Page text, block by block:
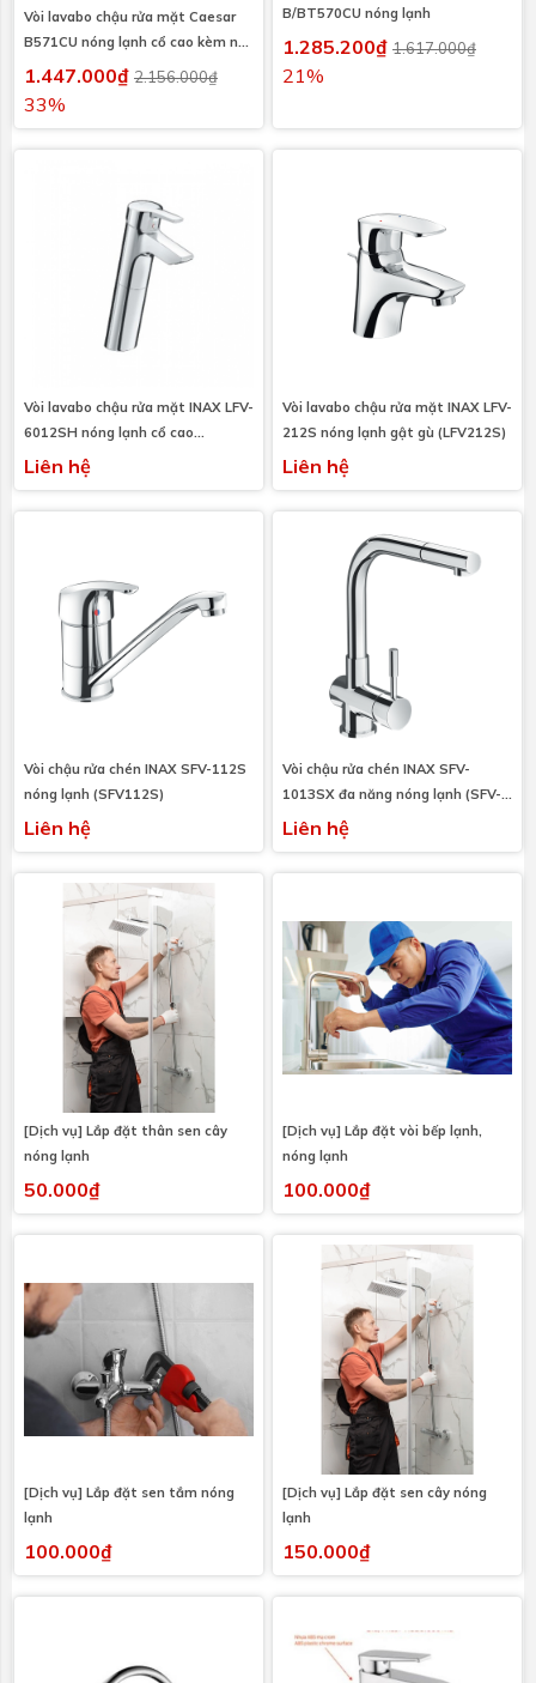
Vòi lavabo chậu rửa mặt Caesar
B571CU nóng lạnh cổ cao kèm nút
xả nhấn
1.447.000₫ 2.156.000₫
33%
B/BT570CU nóng lạnh
1.285.200₫ 1.617.000₫
21%
Vòi lavabo chậu rửa mặt INAX LFV-
6012SH nóng lạnh cổ cao
(LFV6012SH)
Liên hệ
Vòi lavabo chậu rửa mặt INAX LFV-
212S nóng lạnh gật gù (LFV212S)
Liên hệ
Vòi chậu rửa chén INAX SFV-112S
nóng lạnh (SFV112S)
Liên hệ
Vòi chậu rửa chén INAX SFV-
1013SX đa năng nóng lạnh (SFV-
1013SX)
Liên hệ
[Dịch vụ] Lắp đặt thân sen cây
nóng lạnh
50.000₫
[Dịch vụ] Lắp đặt vòi bếp lạnh,
nóng lạnh
100.000₫
[Dịch vụ] Lắp đặt sen tắm nóng
lạnh
100.000₫
[Dịch vụ] Lắp đặt sen cây nóng
lạnh
150.000₫